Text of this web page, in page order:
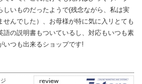
しいものだったようで(残念ながら、私は実
せんでした）、お母様が特に気に入リとても
語の説明書もついているし、対応もいつも素
いつも出来るショップです!